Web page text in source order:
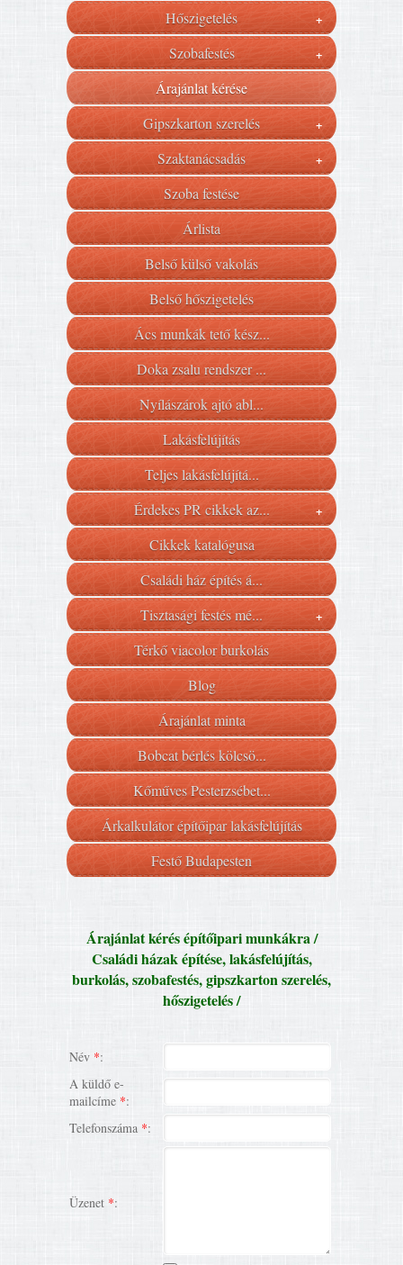
Hőszigetelés +
Szobafestés +
Árajánlat kérése
Gipszkarton szerelés
+
Szaktanácsadás +
Szoba festése
Árlista
Belső külső vakolás
Belső hőszigetelés
Ács munkák tető kész...
Doka zsalu rendszer ...
Nyílászárok ajtó abl...
Lakásfelújítás
Teljes lakásfelújítá...
Érdekes PR cikkek az...
+
Cikkek katalógusa
Családi ház építés á...
Tisztasági festés mé...
+
Térkő viacolor burkolás
Blog
Árajánlat minta
Bobcat bérlés kölcsö...
Kőműves Pesterzsébet...
Árkalkulátor építőipar lakásfelújítás
Festő Budapesten
Árajánlat kérés építőipari munkákra /
Családi házak építése, lakásfelújítás,
burkolás, szobafestés, gipszkarton szerelés,
hőszigetelés /
Név *:
A küldő e-
mailcíme *:
Telefonszáma *:
Üzenet *: